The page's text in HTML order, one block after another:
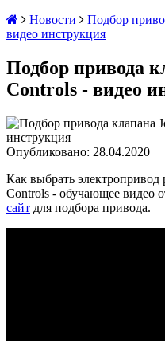
Новости
Подбор
видео инструкция
Подбор привода
Controls - видео
Опубликовано: 28.04.2020
Как выбрать электропривод
Controls - обучающее видео
сайт для подбора привода.